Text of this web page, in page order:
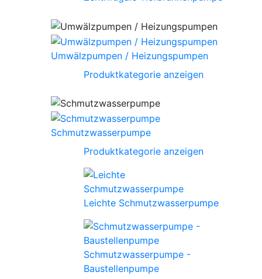
Umwälzpumpen / Heizungspumpen
Produktkategorie anzeigen
Schmutzwasserpumpe
Produktkategorie anzeigen
Leichte Schmutzwasserpumpe
Schmutzwasserpumpe -
Baustellenpumpe